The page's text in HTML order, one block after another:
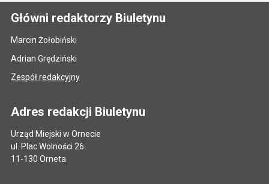
Główni redaktorzy Biuletynu
Marcin Żołobiński
Adrian Grędziński
Zespół redakcyjny
Adres redakcji Biuletynu
Urząd Miejski w Ornecie
ul. Plac Wolności 26
11-130 Orneta